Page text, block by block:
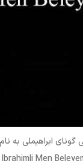
گونای ابراهیملی به نام